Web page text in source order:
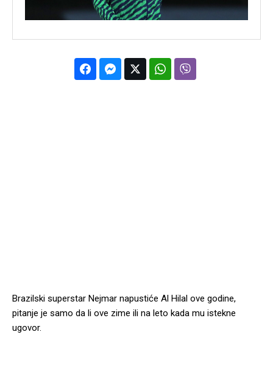
Brazilski superstar Nejmar napustiće Al Hilal ove godine,
pitanje je samo da li ove zime ili na leto kada mu istekne
ugovor.